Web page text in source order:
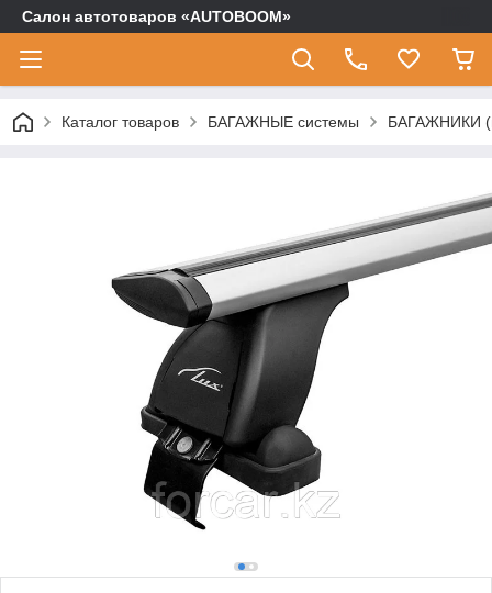
Салон автотоваров «AUTOBOOM»
Каталог товаров БАГАЖНЫЕ системы БАГАЖНИКИ